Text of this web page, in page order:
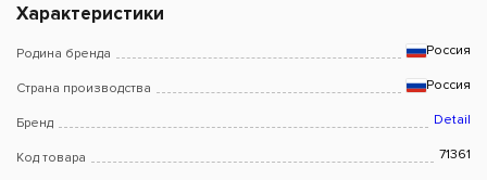
Характеристики
Родина бренда Россия
Страна производства Россия
Бренд Detail
Код товара 71361